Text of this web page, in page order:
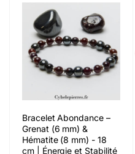
Bracelet Abondance –
Grenat (6 mm) &
Hématite (8 mm) - 18
cm | Énergie et Stabilité